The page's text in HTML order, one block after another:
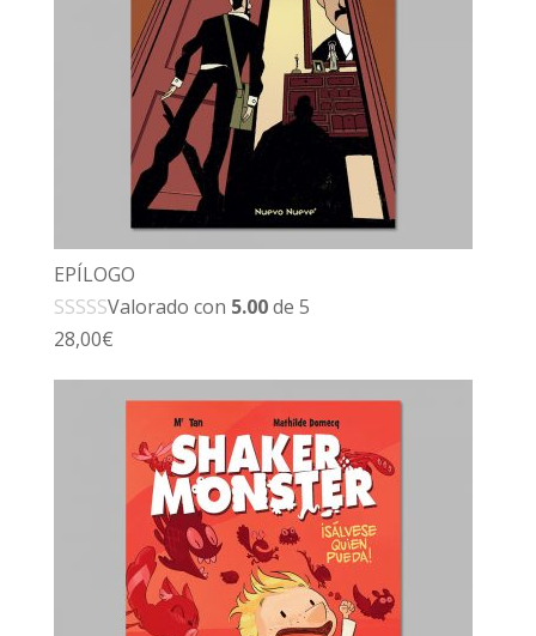
EPÍLOGO
Valorado con 5.00de 5
28,00€